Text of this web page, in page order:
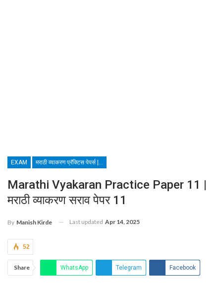
EXAM मराठी व्याकरण प्रॅक्टिस पेपर्स | MARATHI GRAMMAR TEST
Marathi Vyakaran Practice Paper 11 |
मराठी व्याकरण सराव पेपर 11
By Manish Kirde Last updated Apr 14, 2025
52
Share WhatsApp Telegram Facebook